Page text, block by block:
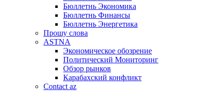
Бюллетнь Экономика
Бюллетнь Финансы
Бюллетнь Энергетика
Прошу слова
ASTNA
Экономическое обозрение
Политический Мониторинг
Обзор рынков
Карабахский конфликт
Contact az